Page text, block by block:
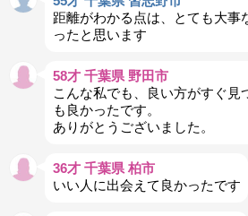
距離がわかる点は、とても大事
ったと思います
58才 千葉県 野田市
こんな私でも、良い方がすぐ見
も良かったです。
ありがとうございました。
36才 千葉県 柏市
いい人に出会えて良かったです